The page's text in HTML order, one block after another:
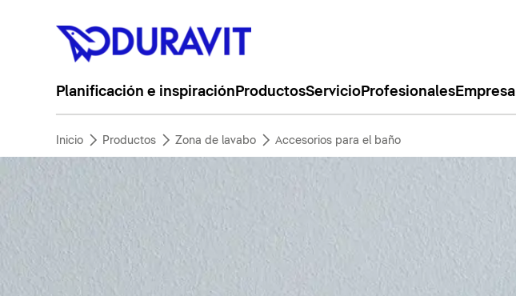
Planificación e inspiración ProductosServicioProfesionalesEmpresa
Inicio Productos Zona de lavabo Accesorios para el baño